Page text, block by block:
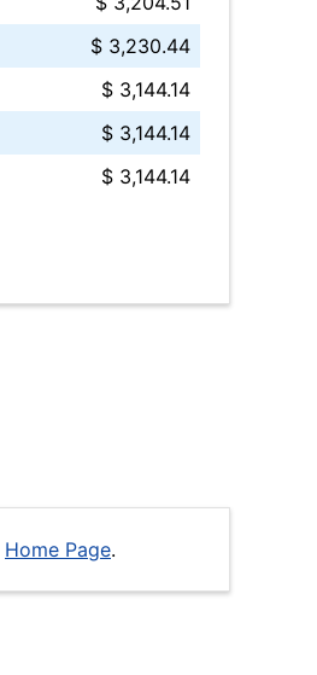
$ 3,230.44
$ 3,144.14
$ 3,144.14
$ 3,144.14
Home Page.